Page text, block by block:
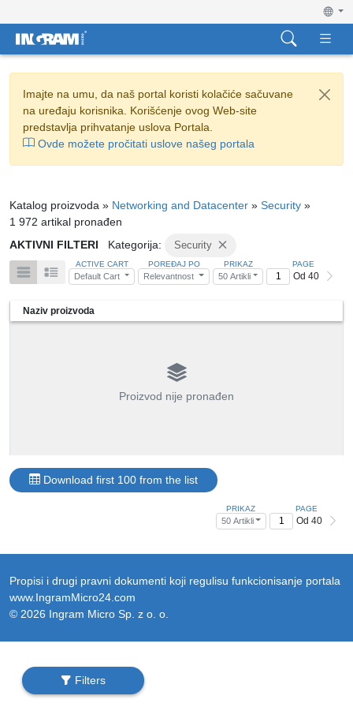
Imajte na umu, da naš portal koristi kolačiće sačuvane
na uređaju korisnika. Korišćenje ovog Web-site
predstavlja prihvatanje uslova Portala.
Ovde možete pročitati uslove našeg portala
Katalog proizvoda » Networking and Datacenter » Security »
1 972 artikal pronađen
AKTIVNI FILTERI
Kategorija: Security
ACTIVE CART
Default Cart
POREĐAJ PO
Relevantnost
PRIKAZ
50 Artikli
PAGE
Od 40
Filters
Naziv proizvoda
Proizvod nije pronađen
Download first 100 from the list
PRIKAZ
50 Artikli
PAGE
Od 40
Propisi i drugi pravni dokumenti koji regulisu funkcionisanje portala
www.IngramMicro24.com
© 2026 Ingram Micro Sp. z o. o.